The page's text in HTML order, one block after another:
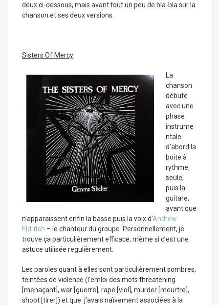
deux ci-dessous, mais avant tout un peu de bla-bla sur la
chanson et ses deux versions.
Sisters Of Mercy
La
chanson
débute
avec une
phase
instrume
ntale:
d’abord la
boite à
rythme,
seule,
puis la
guitare,
avant que
n’apparaissent enfin la basse puis la voix d’Andrew
Eldritch – le chanteur du groupe. Personnellement, je
trouve ça particulièrement efficace, même si c’est une
astuce utilisée regulièrement.
Les paroles quant à elles sont particulièrement sombres,
teintées de violence (l’emloi des mots threatening
[menaçant], war [guerre], rape [viol], murder [meurtre],
shoot [tirer]) et que j’avais naïvement associées à la